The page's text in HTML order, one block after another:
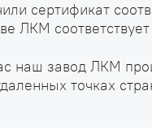
сертификат
ЛКМ
наш завод ЛКМ
точках